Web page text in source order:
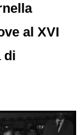
al XVI
di